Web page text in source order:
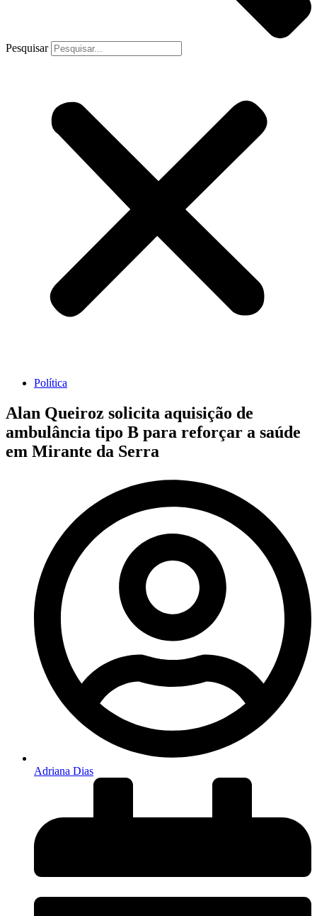
Pesquisar
Política
Alan Queiroz solicita aquisição de
ambulância tipo B para reforçar a saúde
em Mirante da Serra
Adriana Dias